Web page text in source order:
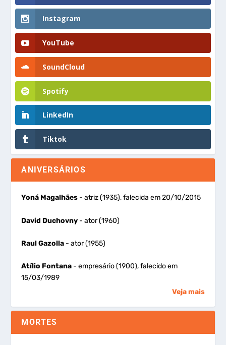
Instagram
YouTube
SoundCloud
Spotify
LinkedIn
Tiktok
ANIVERSÁRIOS
Yoná Magalhães - atriz (1935), falecida em 20/10/2015
David Duchovny - ator (1960)
Raul Gazolla - ator (1955)
Atílio Fontana - empresário (1900), falecido em
15/03/1989
Veja mais
MORTES